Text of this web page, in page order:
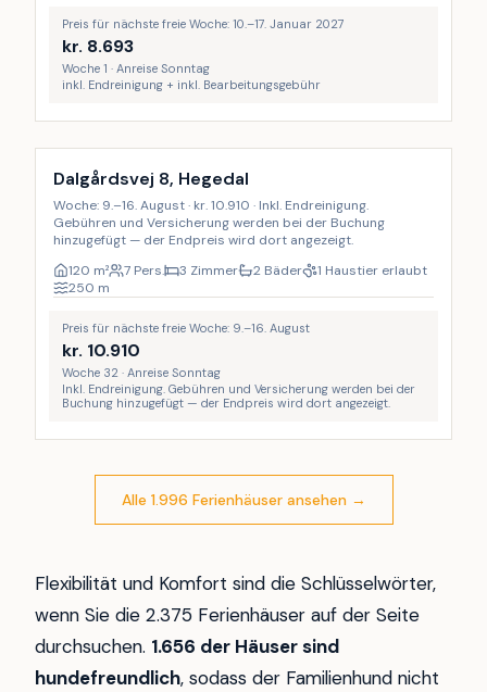
Preis für nächste freie Woche: 10.–17. Januar 2027
kr. 8.693
Woche 1 · Anreise Sonntag
inkl. Endreinigung + inkl. Bearbeitungsgebühr
Inkl. Endreinigung
Dalgårdsvej 8, Hegedal
Woche: 9.–16. August · kr. 10.910 · Inkl. Endreinigung.
Gebühren und Versicherung werden bei der Buchung
hinzugefügt — der Endpreis wird dort angezeigt.
120 m² 7 Pers. 3 Zimmer 2 Bäder
1 Haustier erlaubt
250 m
Preis für nächste freie Woche: 9.–16. August
kr. 10.910
Woche 32 · Anreise Sonntag
Inkl. Endreinigung. Gebühren und Versicherung werden bei der
Buchung hinzugefügt — der Endpreis wird dort angezeigt.
Alle 1.996 Ferienhäuser ansehen→
Flexibilität und Komfort sind die Schlüsselwörter,
wenn Sie die 2.375 Ferienhäuser auf der Seite
durchsuchen. 1.656 der Häuser sind
hundefreundlich, sodass der Familienhund nicht